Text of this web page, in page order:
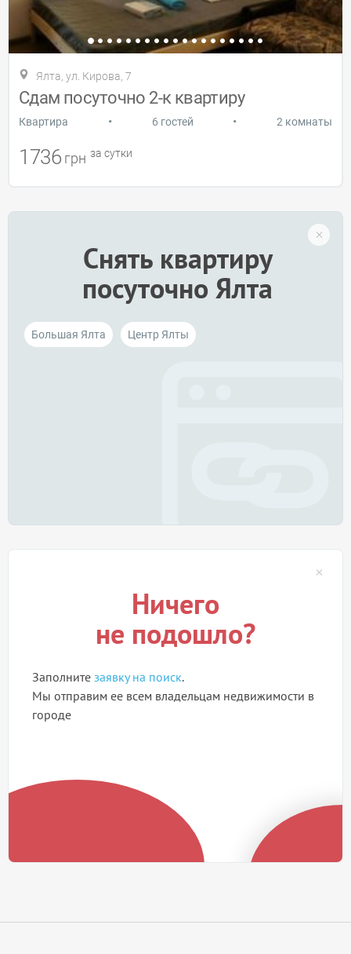
Ялта, ул. Кирова, 7
Сдам посуточно 2-к квартиру
Квартира • 6 гостей • 2 комнаты
1736 грн за сутки
Снять квартиру
посуточно Ялта
Большая Ялта Центр Ялты
Ничего
не подошло?
Заполните заявку на поиск.
Мы отправим ее всем владельцам недвижимости в
городе